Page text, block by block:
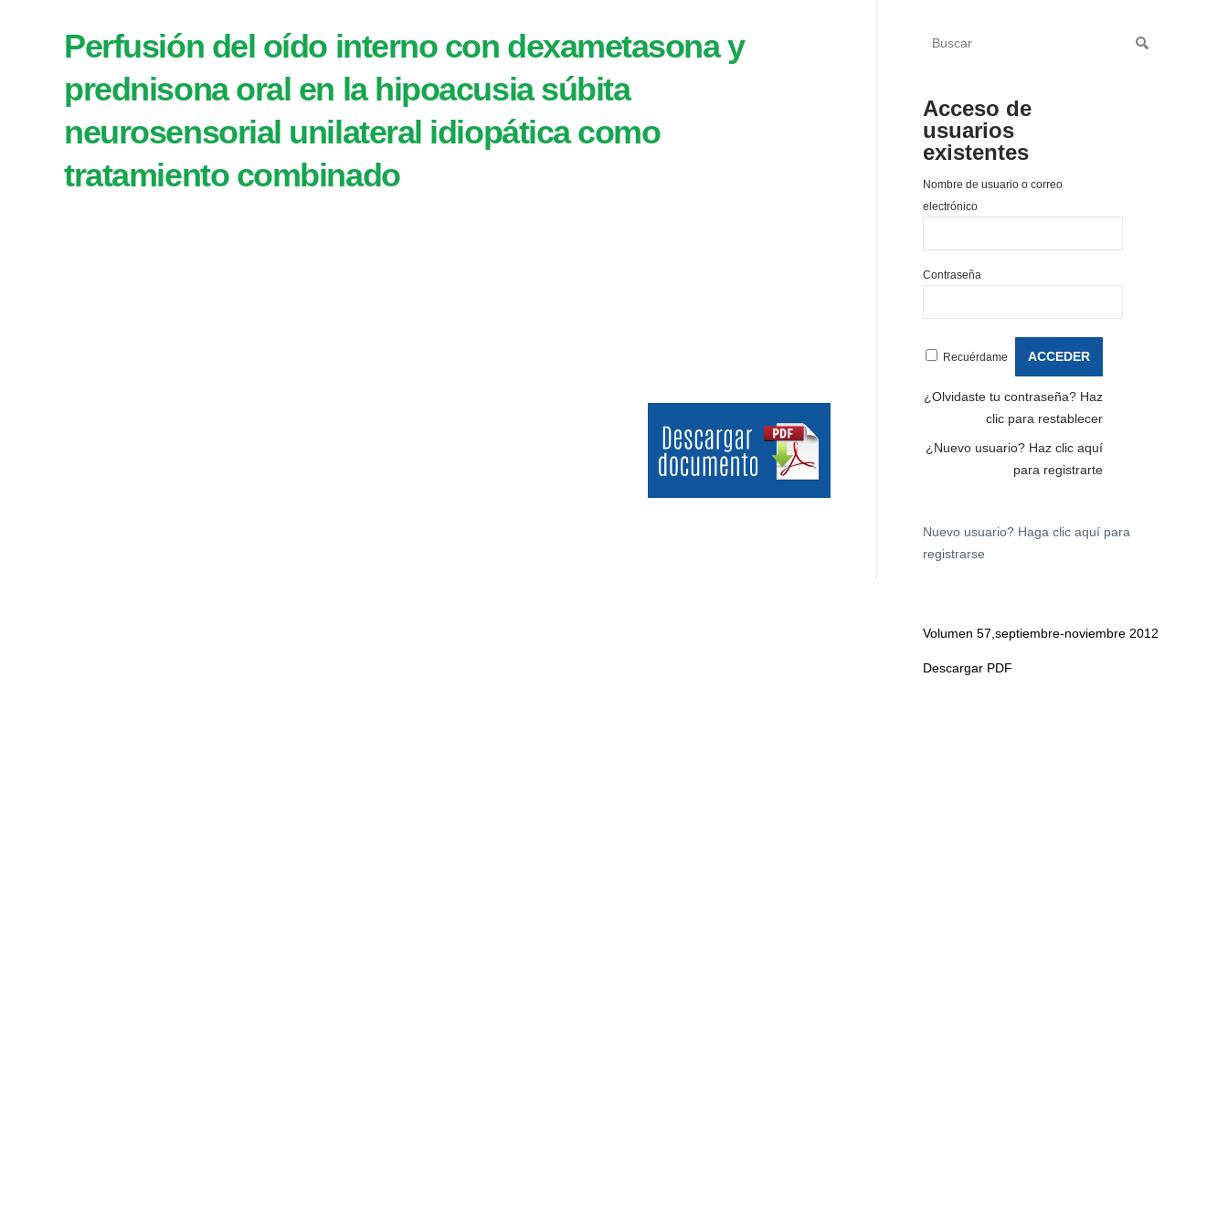
Perfusión del oído interno con dexametasona y
prednisona oral en la hipoacusia súbita
neurosensorial unilateral idiopática como
tratamiento combinado
Acceso de
usuarios
existentes
Nombre de usuario o correo
electrónico
Contraseña
Recuérdame
¿Olvidaste tu contraseña? Haz
clic para restablecer
¿Nuevo usuario? Haz clic aquí
para registrarte
Nuevo usuario? Haga clic aquí para
registrarse
Volumen 57,septiembre-noviembre 2012
Descargar PDF